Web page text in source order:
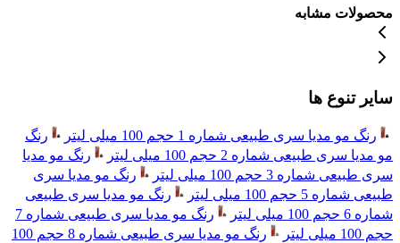
محصولات مشابه
سایر تنوع ها
رنگ مو مدیا سری طبیعی شماره 1 حجم 100 میلی لیتر
رنگ
مو مدیا سری طبیعی شماره 2 حجم 100 میلی لیتر
رنگ مو مدیا
سری طبیعی شماره 3 حجم 100 میلی لیتر
رنگ مو مدیا سری
طبیعی شماره 5 حجم 100 میلی لیتر
رنگ مو مدیا سری طبیعی
شماره 6 حجم 100 میلی لیتر
رنگ مو مدیا سری طبیعی شماره 7
حجم 100 میلی لیتر
رنگ مو مدیا سری طبیعی شماره 8 حجم 100